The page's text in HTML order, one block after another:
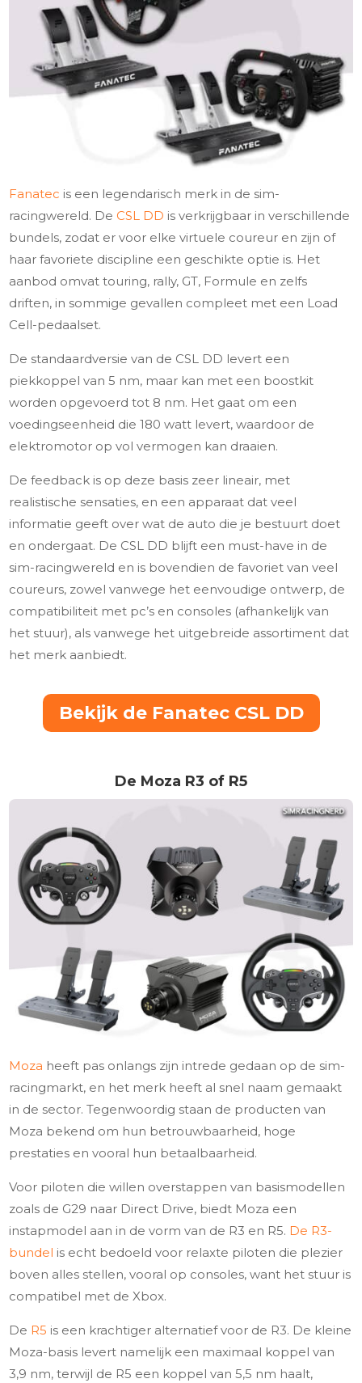
Fanatec is een legendarisch merk in de sim-
racingwereld. De CSL DD is verkrijgbaar in verschillende
bundels, zodat er voor elke virtuele coureur en zijn of
haar favoriete discipline een geschikte optie is. Het
aanbod omvat touring, rally, GT, Formule en zelfs
driften, in sommige gevallen compleet met een Load
Cell-pedaalset.
De standaardversie van de CSL DD levert een
piekkoppel van 5 nm, maar kan met een boostkit
worden opgevoerd tot 8 nm. Het gaat om een
voedingseenheid die 180 watt levert, waardoor de
elektromotor op vol vermogen kan draaien.
De feedback is op deze basis zeer lineair, met
realistische sensaties, en een apparaat dat veel
informatie geeft over wat de auto die je bestuurt doet
en ondergaat. De CSL DD blijft een must-have in de
sim-racingwereld en is bovendien de favoriet van veel
coureurs, zowel vanwege het eenvoudige ontwerp, de
compatibiliteit met pc’s en consoles (afhankelijk van
het stuur), als vanwege het uitgebreide assortiment dat
het merk aanbiedt.
Bekijk de Fanatec CSL DD
De Moza R3 of R5
Moza heeft pas onlangs zijn intrede gedaan op de sim-
racingmarkt, en het merk heeft al snel naam gemaakt
in de sector. Tegenwoordig staan de producten van
Moza bekend om hun betrouwbaarheid, hoge
prestaties en vooral hun betaalbaarheid.
Voor piloten die willen overstappen van basismodellen
zoals de G29 naar Direct Drive, biedt Moza een
instapmodel aan in de vorm van de R3 en R5. De R3-
bundel is echt bedoeld voor relaxte piloten die plezier
boven alles stellen, vooral op consoles, want het stuur is
compatibel met de Xbox.
De R5 is een krachtiger alternatief voor de R3. De kleine
Moza-basis levert namelijk een maximaal koppel van
3,9 nm, terwijl de R5 een koppel van 5,5 nm haalt,